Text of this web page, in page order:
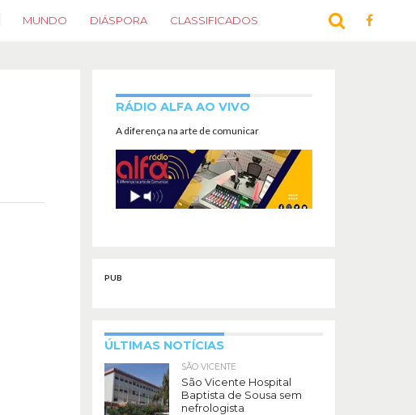
MUNDO DIÁSPORA CLASSIFICADOS
RÁDIO ALFA AO VIVO
A diferença na arte de comunicar
PUB
ÚLTIMAS NOTÍCIAS
SÃO VICENTE
São Vicente Hospital
Baptista de Sousa sem
nefrologista